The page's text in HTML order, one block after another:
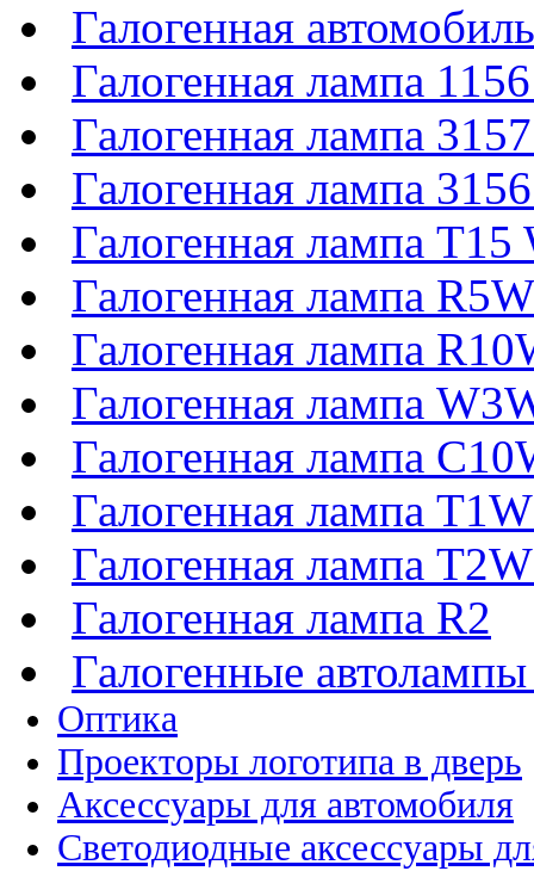
Галогенная
Галогенная лампа
Галогенная лампа
Галогенная лампа
Галогенная лампа T15
Галогенная лампа
Галогенная лампа
Галогенная лампа
Галогенная лампа
Галогенная лампа
Галогенная лампа
Галогенная лампа R2
Галогенные
Оптика
Проекторы логотипа в дверь
Аксессуары для автомобиля
Светодиодные аксессуары